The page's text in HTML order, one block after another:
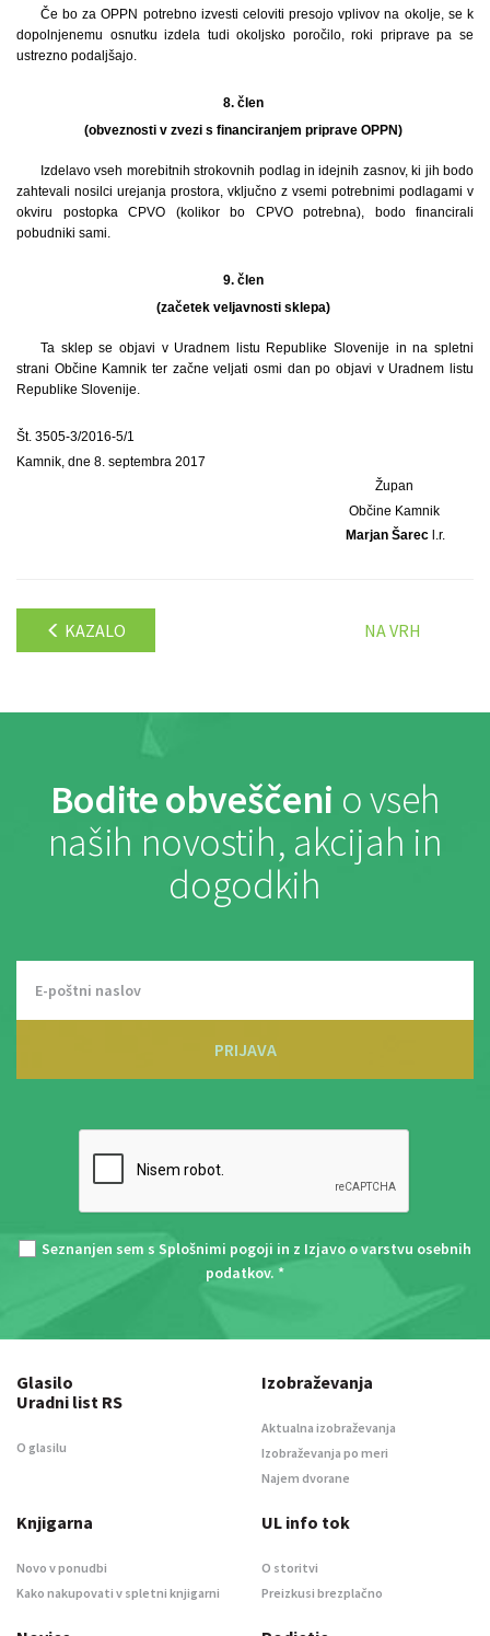
Če bo za OPPN potrebno izvesti celoviti presojo vplivov na okolje, se k
dopolnjenemu osnutku izdela tudi okoljsko poročilo, roki priprave pa se
ustrezno podaljšajo.
8. člen
(obveznosti v zvezi s financiranjem priprave OPPN)
Izdelavo vseh morebitnih strokovnih podlag in idejnih zasnov, ki jih bodo
zahtevali nosilci urejanja prostora, vključno z vsemi potrebnimi podlagami v
okviru postopka CPVO (kolikor bo CPVO potrebna), bodo financirali
pobudniki sami.
9. člen
(začetek veljavnosti sklepa)
Ta sklep se objavi v Uradnem listu Republike Slovenije in na spletni
strani Občine Kamnik ter začne veljati osmi dan po objavi v Uradnem listu
Republike Slovenije.
Št. 3505-3/2016-5/1
Kamnik, dne 8. septembra 2017
Župan
Občine Kamnik
Marjan Šarec l.r.
KAZALO NA VRH
Bodite obveščeni o vseh
naših novostih, akcijah in
dogodkih
PRIJAVA
Seznanjen sem s Splošnimi pogoji in z Izjavo o varstvu osebnih
podatkov. *
Glasilo
Uradni list RS
O glasilu
Izobraževanja
Aktualna izobraževanja
Izobraževanja po meri
Najem dvorane
Knjigarna
Novo v ponudbi
Kako nakupovati v spletni knjigarni
UL info tok
O storitvi
Preizkusi brezplačno